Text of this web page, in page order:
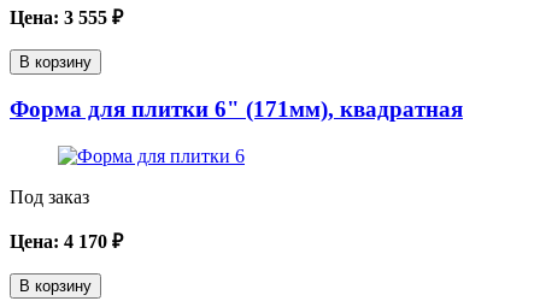
Цена: 3 555 ₽
В корзину
Форма для плитки 6" (171мм), квадратная
Под заказ
Цена: 4 170 ₽
В корзину